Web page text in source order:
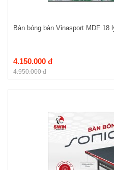
Bàn bóng bàn Vinasport MDF 18
4.150.000 đ
4.950.000 đ